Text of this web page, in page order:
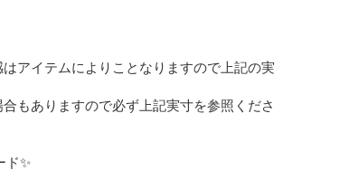
アイテムによりことなりますので上記の実
もありますので必ず上記実寸を参照くださ
ド✨